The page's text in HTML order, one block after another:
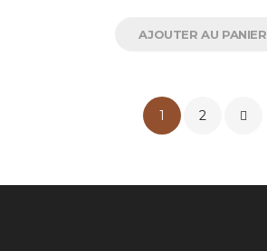
AJOUTER AU PANIER
1 2